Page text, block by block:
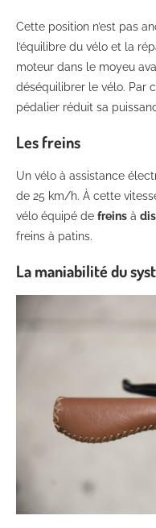
Cette position n’est pas
l’équilibre du vélo et la
moteur dans le moyeu
déséquilibrer le vélo. Par
pédalier réduit sa
Les freins
Un vélo à assistance
de 25 km/h. À cette
vélo équipé de freins à
freins à patins.
La maniabilité du